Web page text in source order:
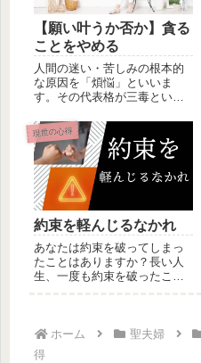
【願い叶うか否か】貪る
ことをやめる
人間の迷い・苦しみの根本的
な原因を「煩悩」といいま
す。その代表格が三毒といわ
貪：むさぼり...
現世の心得
約束を軽んじるなかれ
あなたは約束を破ってしまっ
たことはありますか？長い人
生、一度も約束を破ったこと
ホーム 聖夫婦
得